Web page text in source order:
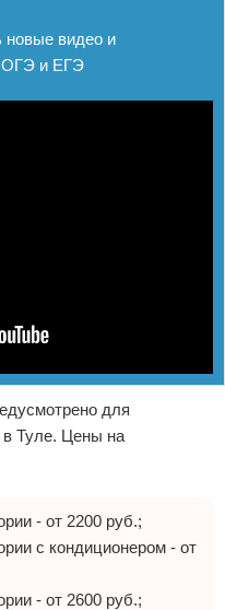
новые видео и
ОГЭ и ЕГЭ
для
в Туле. Цены на
- от 2200 руб.;
с кондиционером - от
- от 2600 руб.;